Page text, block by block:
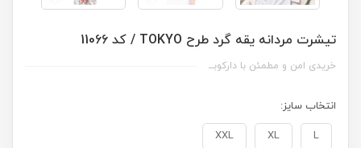
تیشرت مردانه یقه گرد طرح TOKYO / کد 11066
خریدی امن و مطمئن با دارکوبــ
انتخاب سایز:
L
XL
XXL